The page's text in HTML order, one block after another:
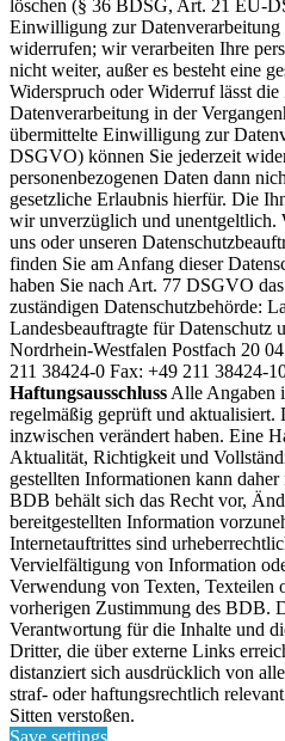
löschen (§ 36 BDSG, Art. 21 EU-
Einwilligung zur Datenverarbeitung
widerrufen; wir verarbeiten Ihre
nicht weiter, außer es besteht eine
Widerspruch oder Widerruf lässt
Datenverarbeitung in der
übermittelte Einwilligung zur
DSGVO) können Sie jederzeit
personenbezogenen Daten dann
gesetzliche Erlaubnis hierfür. Die
wir unverzüglich und unentgeltlich.
uns oder unseren
finden Sie am Anfang dieser
haben Sie nach Art. 77 DSGVO
zuständigen Datenschutzbehörde:
Landesbeauftragte für Datenschutz
Nordrhein-Westfalen Postfach 20
211 38424-0 Fax: +49 211 38424-
Haftungsausschluss Alle Angaben
regelmäßig geprüft und aktualisiert.
inzwischen verändert haben. Eine
Aktualität, Richtigkeit und
gestellten Informationen kann
BDB behält sich das Recht vor,
bereitgestellten Information
Internetauftrittes sind
Vervielfältigung von Information
Verwendung von Texten, Texteilen
vorherigen Zustimmung des BDB.
Verantwortung für die Inhalte und
Dritter, die über externe Links
distanziert sich ausdrücklich von
straf- oder haftungsrechtlich
Sitten verstoßen.
Save settings